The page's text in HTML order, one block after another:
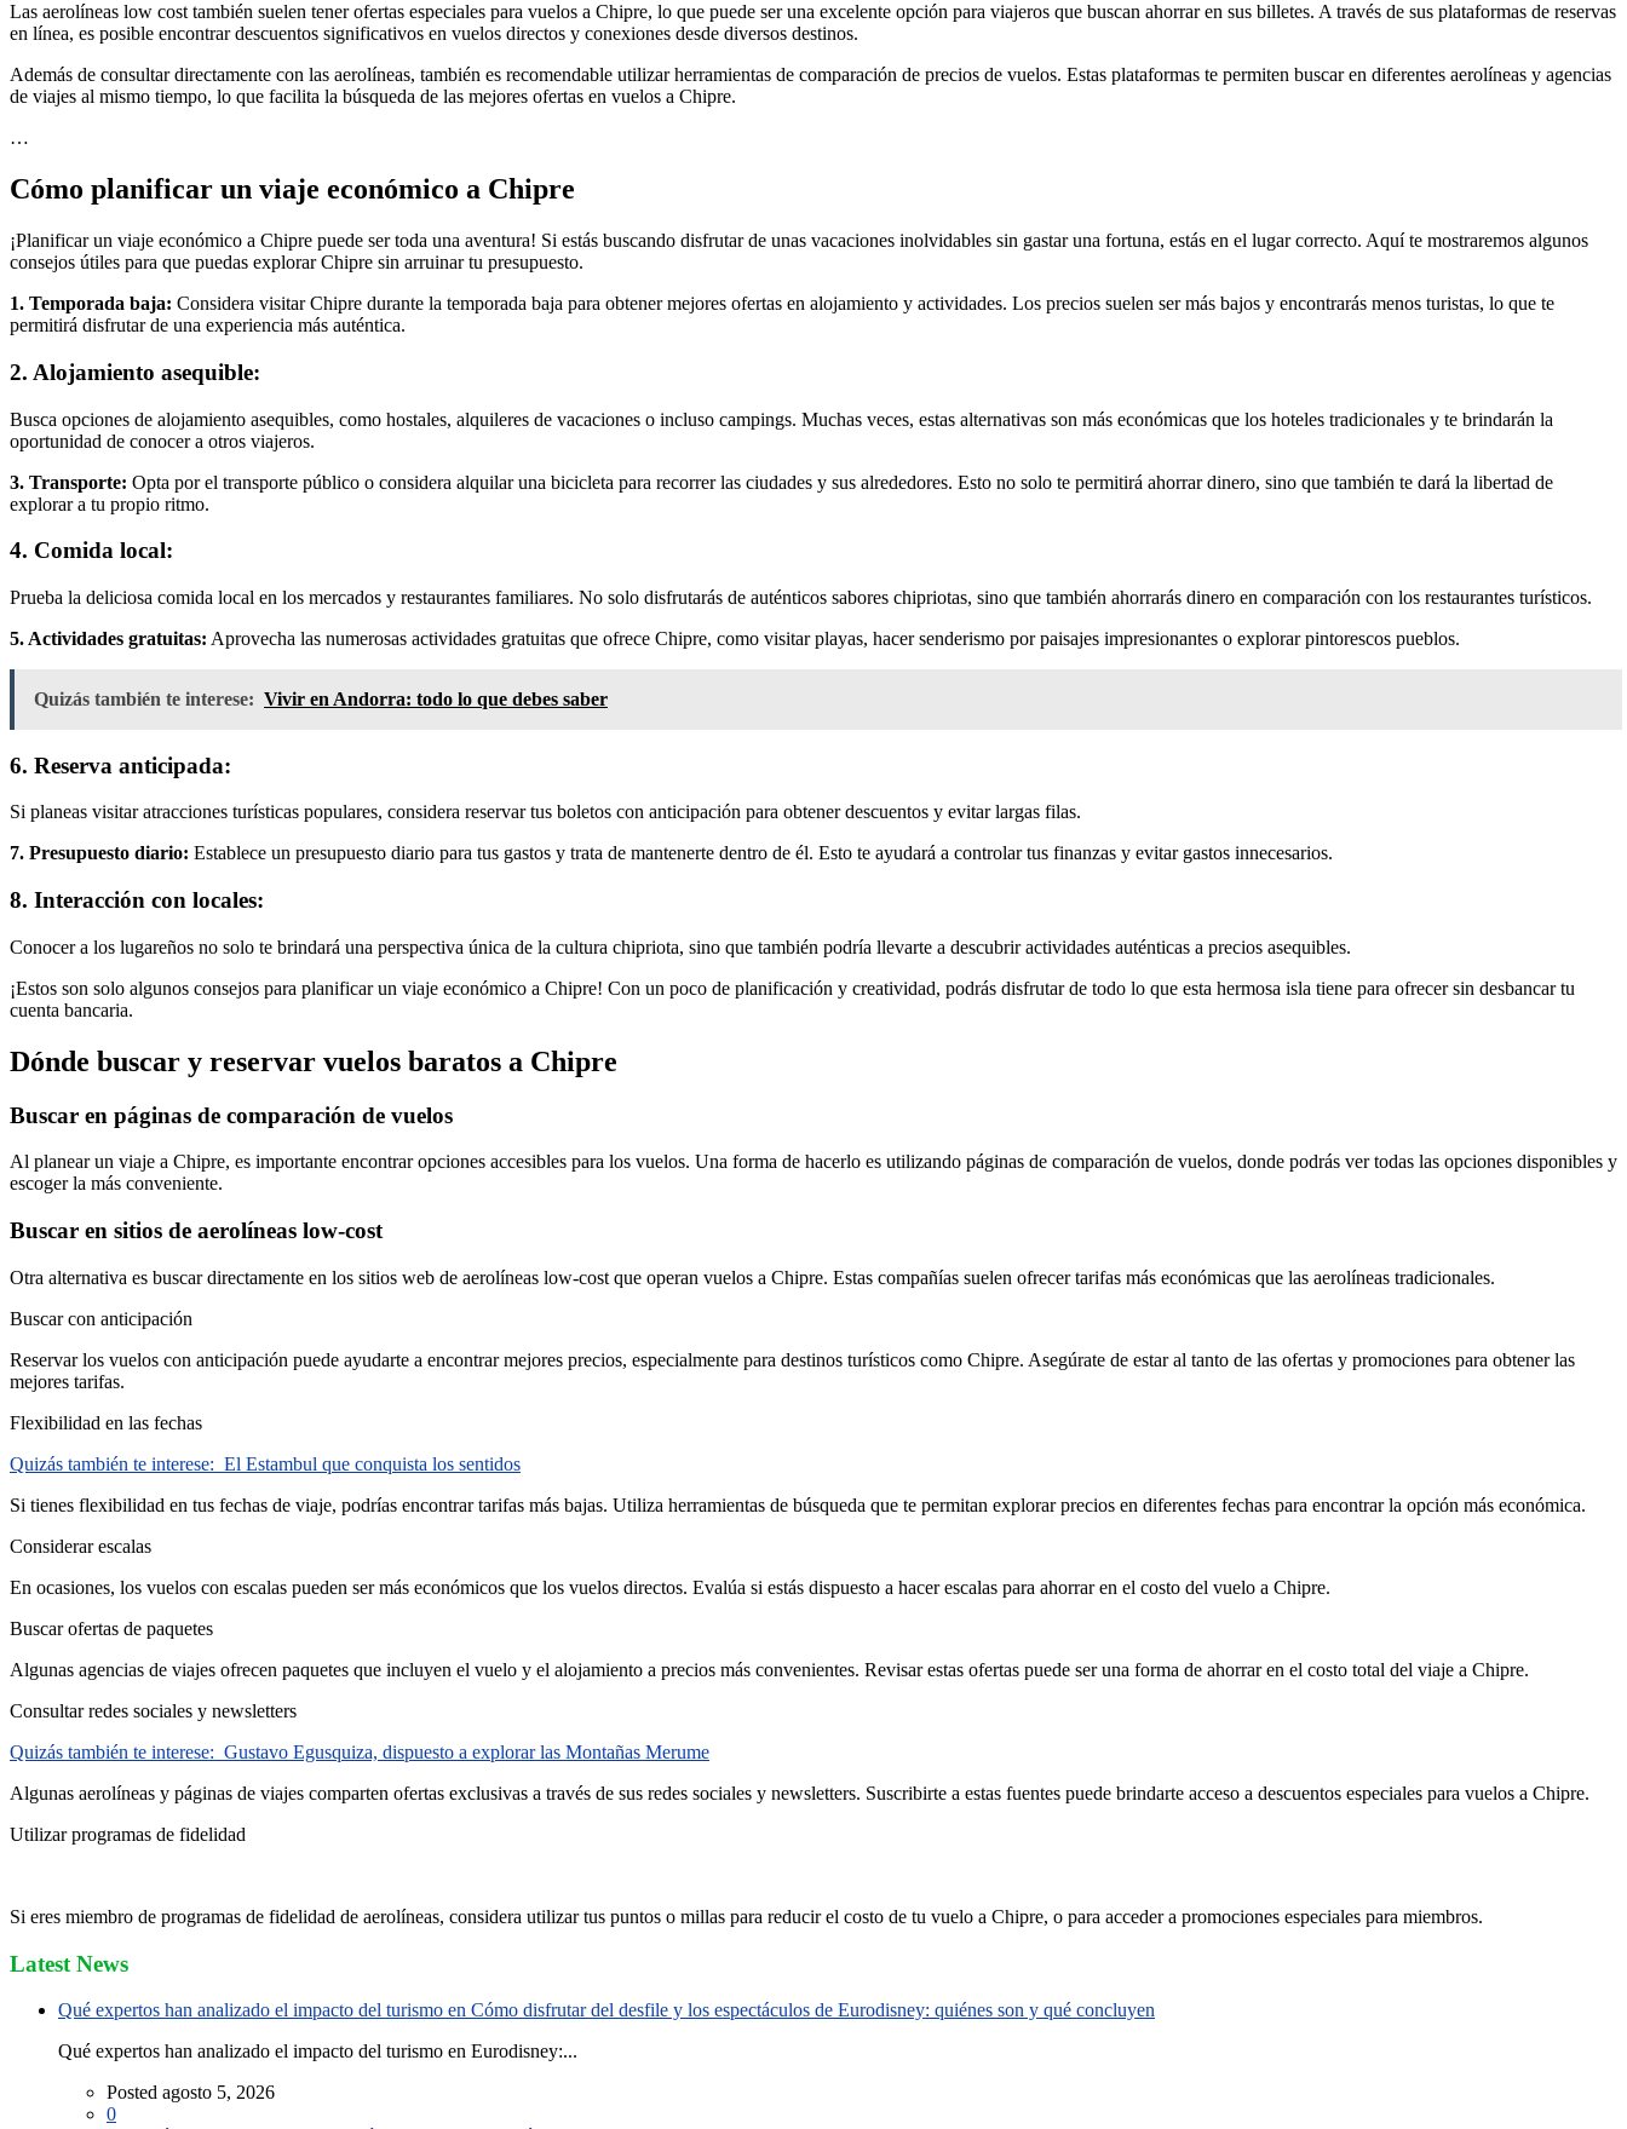
Las aerolíneas low cost también suelen tener ofertas especiales para vuelos a Chipre, lo que puede ser una excelente opción para viajeros que buscan ahorrar en sus billetes. A través de sus plataformas de reservas
en línea, es posible encontrar descuentos significativos en vuelos directos y conexiones desde diversos destinos.
Además de consultar directamente con las aerolíneas, también es recomendable utilizar herramientas de comparación de precios de vuelos. Estas plataformas te permiten buscar en diferentes aerolíneas y agencias
de viajes al mismo tiempo, lo que facilita la búsqueda de las mejores ofertas en vuelos a Chipre.
…
Cómo planificar un viaje económico a Chipre
¡Planificar un viaje económico a Chipre puede ser toda una aventura! Si estás buscando disfrutar de unas vacaciones inolvidables sin gastar una fortuna, estás en el lugar correcto. Aquí te mostraremos algunos
consejos útiles para que puedas explorar Chipre sin arruinar tu presupuesto.
1. Temporada baja: Considera visitar Chipre durante la temporada baja para obtener mejores ofertas en alojamiento y actividades. Los precios suelen ser más bajos y encontrarás menos turistas, lo que te
permitirá disfrutar de una experiencia más auténtica.
2. Alojamiento asequible:
Busca opciones de alojamiento asequibles, como hostales, alquileres de vacaciones o incluso campings. Muchas veces, estas alternativas son más económicas que los hoteles tradicionales y te brindarán la
oportunidad de conocer a otros viajeros.
3. Transporte: Opta por el transporte público o considera alquilar una bicicleta para recorrer las ciudades y sus alrededores. Esto no solo te permitirá ahorrar dinero, sino que también te dará la libertad de
explorar a tu propio ritmo.
4. Comida local:
Prueba la deliciosa comida local en los mercados y restaurantes familiares. No solo disfrutarás de auténticos sabores chipriotas, sino que también ahorrarás dinero en comparación con los restaurantes turísticos.
5. Actividades gratuitas: Aprovecha las numerosas actividades gratuitas que ofrece Chipre, como visitar playas, hacer senderismo por paisajes impresionantes o explorar pintorescos pueblos.
Quizás también te interese: Vivir en Andorra: todo lo que debes saber
6. Reserva anticipada:
Si planeas visitar atracciones turísticas populares, considera reservar tus boletos con anticipación para obtener descuentos y evitar largas filas.
7. Presupuesto diario: Establece un presupuesto diario para tus gastos y trata de mantenerte dentro de él. Esto te ayudará a controlar tus finanzas y evitar gastos innecesarios.
8. Interacción con locales:
Conocer a los lugareños no solo te brindará una perspectiva única de la cultura chipriota, sino que también podría llevarte a descubrir actividades auténticas a precios asequibles.
¡Estos son solo algunos consejos para planificar un viaje económico a Chipre! Con un poco de planificación y creatividad, podrás disfrutar de todo lo que esta hermosa isla tiene para ofrecer sin desbancar tu
cuenta bancaria.
Dónde buscar y reservar vuelos baratos a Chipre
Buscar en páginas de comparación de vuelos
Al planear un viaje a Chipre, es importante encontrar opciones accesibles para los vuelos. Una forma de hacerlo es utilizando páginas de comparación de vuelos, donde podrás ver todas las opciones disponibles y
escoger la más conveniente.
Buscar en sitios de aerolíneas low-cost
Otra alternativa es buscar directamente en los sitios web de aerolíneas low-cost que operan vuelos a Chipre. Estas compañías suelen ofrecer tarifas más económicas que las aerolíneas tradicionales.
Buscar con anticipación
Reservar los vuelos con anticipación puede ayudarte a encontrar mejores precios, especialmente para destinos turísticos como Chipre. Asegúrate de estar al tanto de las ofertas y promociones para obtener las
mejores tarifas.
Flexibilidad en las fechas
Quizás también te interese: El Estambul que conquista los sentidos
Si tienes flexibilidad en tus fechas de viaje, podrías encontrar tarifas más bajas. Utiliza herramientas de búsqueda que te permitan explorar precios en diferentes fechas para encontrar la opción más económica.
Considerar escalas
En ocasiones, los vuelos con escalas pueden ser más económicos que los vuelos directos. Evalúa si estás dispuesto a hacer escalas para ahorrar en el costo del vuelo a Chipre.
Buscar ofertas de paquetes
Algunas agencias de viajes ofrecen paquetes que incluyen el vuelo y el alojamiento a precios más convenientes. Revisar estas ofertas puede ser una forma de ahorrar en el costo total del viaje a Chipre.
Consultar redes sociales y newsletters
Quizás también te interese: Gustavo Egusquiza, dispuesto a explorar las Montañas Merume
Algunas aerolíneas y páginas de viajes comparten ofertas exclusivas a través de sus redes sociales y newsletters. Suscribirte a estas fuentes puede brindarte acceso a descuentos especiales para vuelos a Chipre.
Utilizar programas de fidelidad
Si eres miembro de programas de fidelidad de aerolíneas, considera utilizar tus puntos o millas para reducir el costo de tu vuelo a Chipre, o para acceder a promociones especiales para miembros.
Latest News
Qué expertos han analizado el impacto del turismo en Cómo disfrutar del desfile y los espectáculos de Eurodisney: quiénes son y qué concluyen
Qué expertos han analizado el impacto del turismo en Eurodisney:...
Posted agosto 5, 2026
0